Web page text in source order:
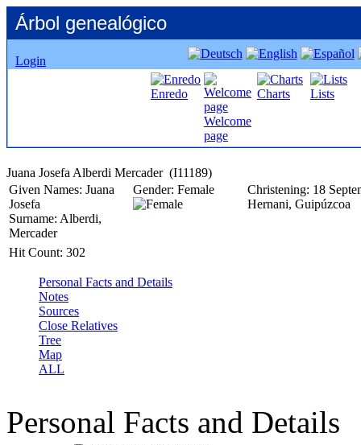
Árbol genealógico
Login
Enredo
Welcome
page
Charts Lists
Given Names: Juana
Josefa
Surname: Alberdi,
Mercader
Gender: Female Christening: 18
Hernani, Guipúzcoa
Hit Count: 302
Personal Facts and Details
Notes
Sources
Close Relatives
Tree
Map
ALL
Personal Facts and Details